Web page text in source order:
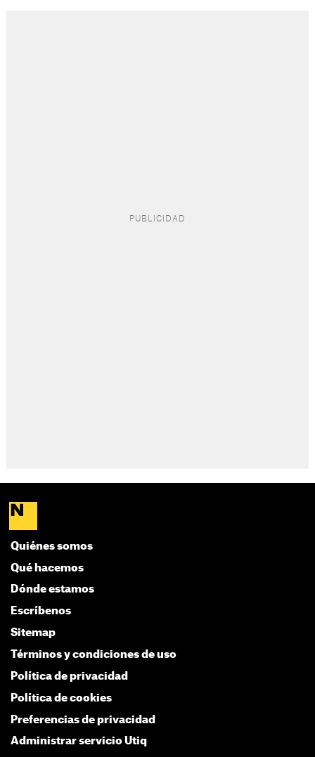
Quiénes somos
Qué hacemos
Dónde estamos
Escríbenos
Sitemap
Términos y condiciones de uso
Política de privacidad
Política de cookies
Preferencias de privacidad
Administrar servicio Utiq